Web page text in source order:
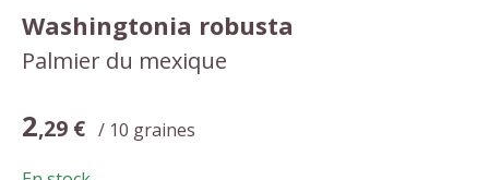
Washingtonia robusta
Palmier du mexique
2,29 € / 10 graines